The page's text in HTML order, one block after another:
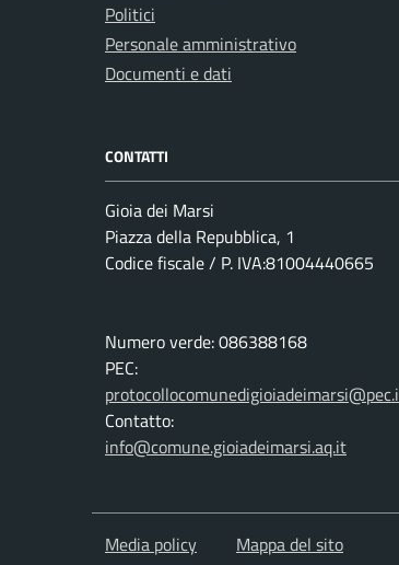
Politici
Personale amministrativo
Documenti e dati
CONTATTI
Gioia dei Marsi
Piazza della Repubblica, 1
Codice fiscale / P. IVA:81004440665
Numero verde: 086388168
PEC:
Contatto:
info@comune.gioiadeimarsi.aq.it
Media policy Mappa del sito